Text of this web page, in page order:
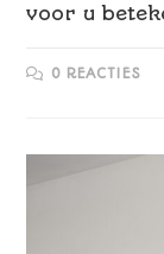
voor u
0 REACTIES